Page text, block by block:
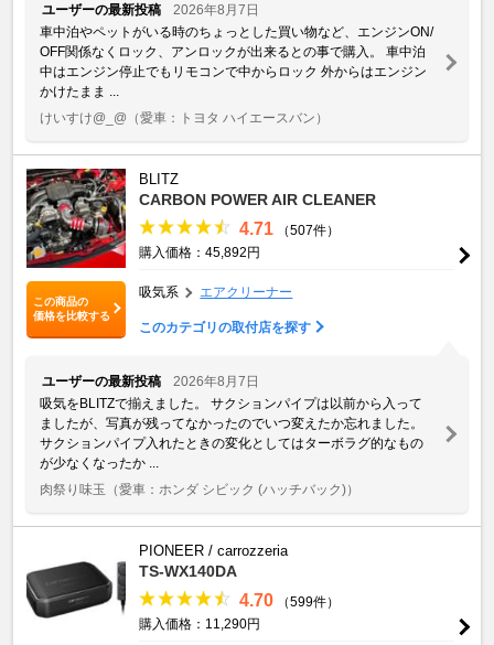
ユーザーの最新投稿
2026年8月7日
車中泊やペットがいる時のちょっとした買い物など、エンジンON/
OFF関係なくロック、アンロックが出来るとの事で購入。 車中泊
中はエンジン停止でもリモコンで中からロック 外からはエンジン
かけたまま ...
けいすけ@_@ （愛車：トヨタ ハイエースバン）
この商品の
価格を比較する
BLITZ
CARBON POWER AIR CLEANER
4.71
（507件）
購入価格：45,892円
吸気系 エアクリーナー
このカテゴリの取付店を探す
ユーザーの最新投稿
2026年8月7日
吸気をBLITZで揃えました。 サクションパイプは以前から入って
ましたが、写真が残ってなかったのでいつ変えたか忘れました。
サクションパイプ入れたときの変化としてはターボラグ的なもの
が少なくなったか ...
肉祭り味玉 （愛車：ホンダ シビック (ハッチバック)）
PIONEER / carrozzeria
TS-WX140DA
4.70
（599件）
購入価格：11,290円